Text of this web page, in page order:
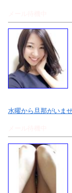
水曜から旦那がいま